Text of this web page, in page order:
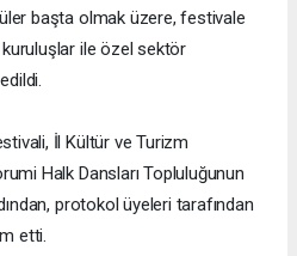
başta olmak üzere, festivale
ile özel sektör
İl Kültür ve Turizm
Halk Dansları Topluluğunun
protokol üyeleri tarafından
etti.